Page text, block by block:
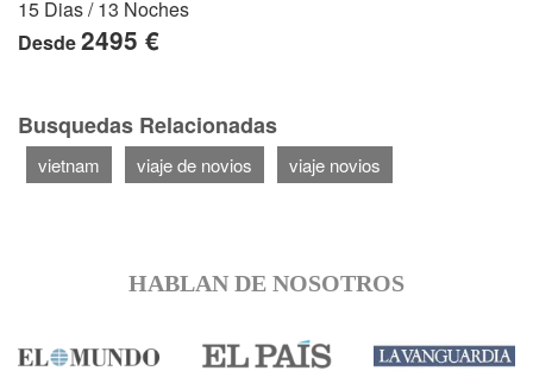
15 Dias / 13 Noches
Desde2495 €
Busquedas Relacionadas
vietnam viaje de novios viaje novios
HABLAN DE NOSOTROS